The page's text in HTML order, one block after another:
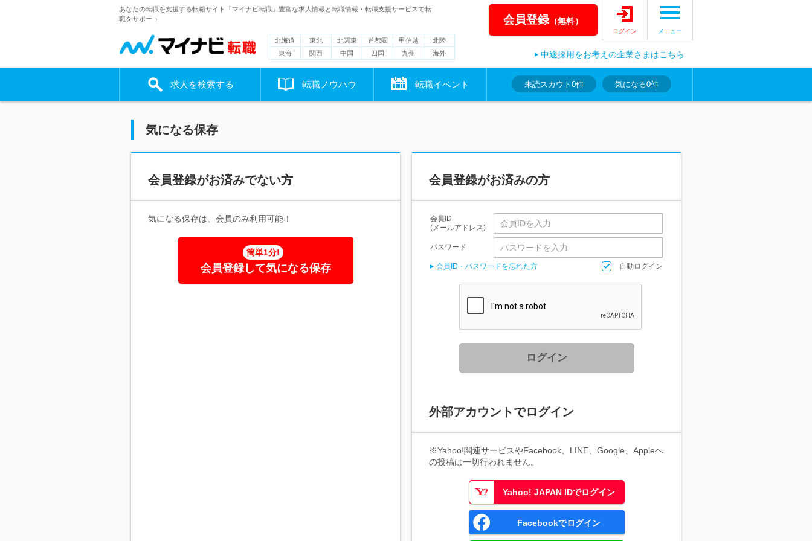
あなたの転職を支援する転職サイト「マイナビ転職」豊富な求人情報と転職情報・転職支援サービスで転
職をサポート
北海道 東北 北関東 首都圏 甲信越
北陸
東海
関西 中国 四国 九州 海外
会員登録（無料）
ログイン メニュー
中途採用をお考えの企業さまはこちら
求人を検索する 転職ノウハウ 転職イベント 未読スカウト 0件 気になる0件
気になる保存
会員登録がお済みでない方
気になる保存は、会員のみ利用可能！
簡単1分!
会員登録して気になる保存
会員登録がお済みの方
会員ID
(メールアドレス)
パスワード
会員ID・パスワードを忘れた方 自動ログイン
ログイン
外部アカウントでログイン
※Yahoo!関連サービスやFacebook、LINE、Google、Appleへ
の投稿は一切行われません。
Yahoo! JAPAN IDでログイン
Facebookでログイン